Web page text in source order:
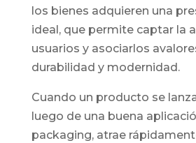
los bienes adquieren una
ideal, que permite captar la
usuarios y asociarlos
durabilidad y modernidad.
Cuando un producto se
luego de una buena
packaging, atrae